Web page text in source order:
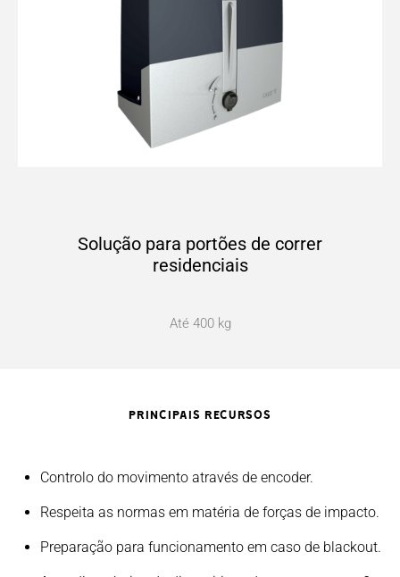
Solução para portões de correr
residenciais
Até 400 kg
PRINCIPAIS RECURSOS
Controlo do movimento através de encoder.
Respeita as normas em matéria de forças de impacto.
Preparação para funcionamento em caso de blackout.